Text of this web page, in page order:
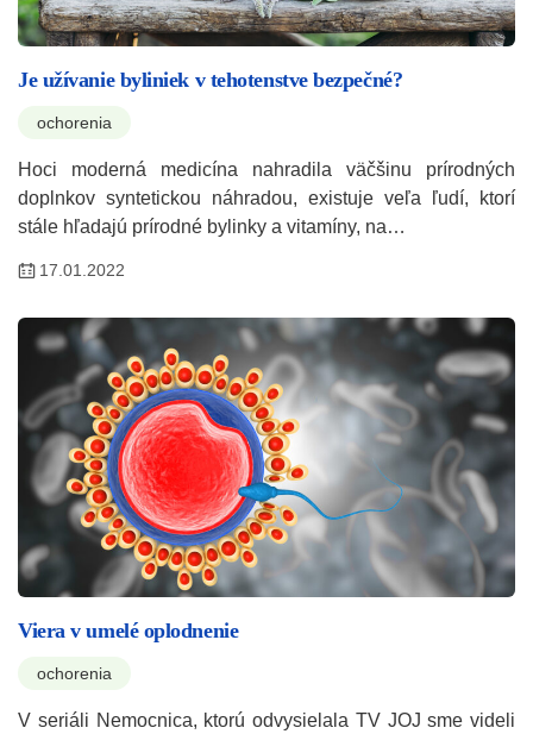
Je užívanie byliniek v tehotenstve bezpečné?
ochorenia
Hoci moderná medicína nahradila väčšinu prírodných
doplnkov syntetickou náhradou, existuje veľa ľudí, ktorí
stále hľadajú prírodné bylinky a vitamíny, na…
17.01.2022
Viera v umelé oplodnenie
ochorenia
V seriáli Nemocnica, ktorú odvysielala TV JOJ sme videli